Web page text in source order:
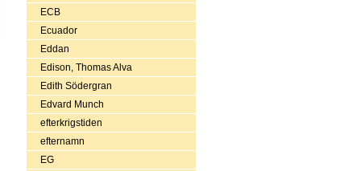
ECB
Ecuador
Eddan
Edison, Thomas Alva
Edith Södergran
Edvard Munch
efterkrigstiden
efternamn
EG